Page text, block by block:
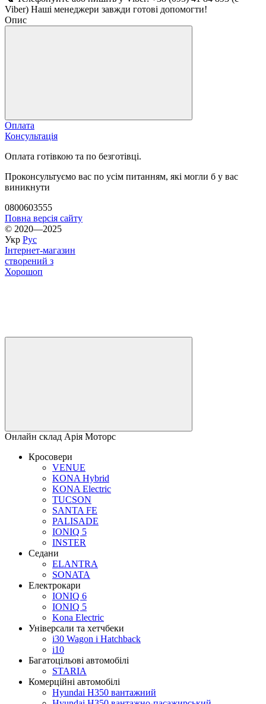
Viber) Наші менеджери завжди готові допомогти!
Опис
Оплата
Консультація
Оплата готівкою та по безготівці.
Проконсультуємо вас по усім питанням, які могли б у вас
виникнути
0800603555
Повна версія сайту
© 2020—2025
Укр Рус
Інтернет-магазин
створений з
Хорошоп
Онлайн склад Арія Моторс
Кросовери
VENUE
KONA Hybrid
KONA Electric
TUCSON
SANTA FE
PALISADE
IONIQ 5
INSTER
Седани
ELANTRA
SONATA
Електрокари
IONIQ 6
IONIQ 5
Kona Electric
Універсали та хетчбеки
i30 Wagon i Hatchback
i10
Багатоцільові автомобілі
STARIA
Комерційні автомобілі
Hyundai H350 вантажний